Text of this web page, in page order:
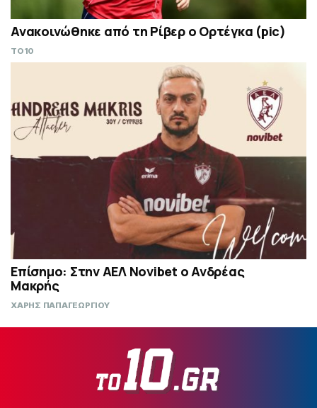
Ανακοινώθηκε από τη Ρίβερ ο Ορτέγκα (pic)
TO10
Επίσημο: Στην ΑΕΛ Novibet ο Ανδρέας
Μακρής
ΧΑΡΗΣ ΠΑΠΑΓΕΩΡΓΙΟΥ